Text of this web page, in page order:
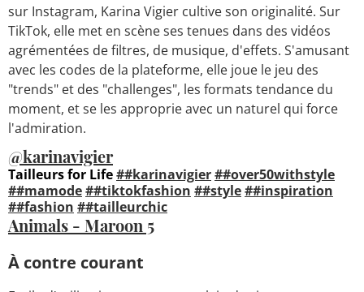
sur Instagram, Karina Vigier cultive son originalité. Sur
TikTok, elle met en scène ses tenues dans des vidéos
agrémentées de filtres, de musique, d'effets. S'amusant
avec les codes de la plateforme, elle joue le jeu des
"trends" et des "challenges", les formats tendance du
moment, et se les approprie avec un naturel qui force
l'admiration.
@karinavigier
Tailleurs for Life##karinavigier##over50withstyle
##mamode##tiktokfashion ##style##inspiration
##fashion ##tailleurchic
Animals - Maroon 5
À contre courant